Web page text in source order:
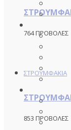
764 ΠΡΟΒΟΛΕΣ
ΣΤΡΟΥΜΦΑΚΙΑ
853 ΠΡΟΒΟΛΕΣ